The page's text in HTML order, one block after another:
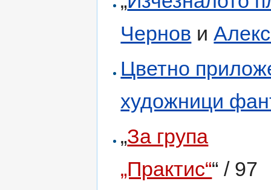
Чернов и
Цветно
художници
„За група
„Практис““ / 97